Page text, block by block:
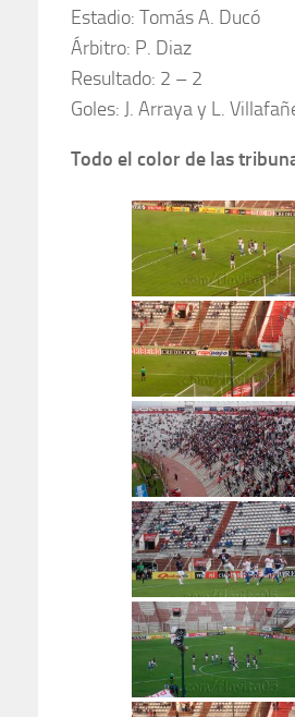
Estadio: Tomás A. Ducó
Árbitro: P. Diaz
Resultado: 2 – 2
Goles: J. Arraya y L.
Todo el color de las